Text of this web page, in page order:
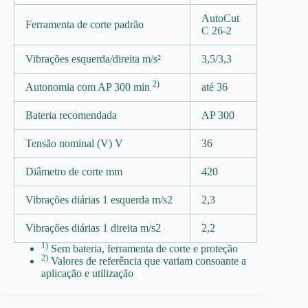
Ferramenta de corte padrão
AutoCut
C 26-2
Vibrações esquerda/direita m/s² 3,5/3,3
Autonomia com AP 300 min 2) até 36
Bateria recomendada AP 300
Tensão nominal (V) V 36
Diâmetro de corte mm 420
Vibrações diárias 1 esquerda m/s2 2,3
Vibrações diárias 1 direita m/s2 2,2
1) Sem bateria, ferramenta de corte e proteção
2) Valores de referência que variam consoante a
aplicação e utilização